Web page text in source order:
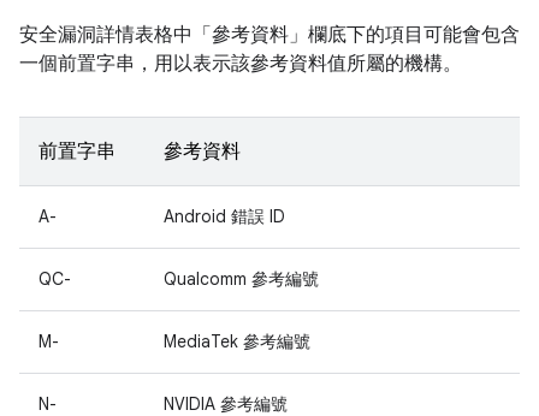
安全漏洞詳情表格中「參考資料」 欄底下的項目可能會包含
一個前置字串，用以表示該參考資料值所屬的機構。
前置字串 參考資料
A- Android 錯誤 ID
QC- Qualcomm 參考編號
M- MediaTek 參考編號
N- NVIDIA 參考編號